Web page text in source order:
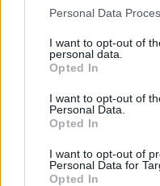
Personal Data
I want to opt-out of
personal data.
Opted In
I want to opt-out of
Personal Data.
Opted In
I want to opt-out of
Personal Data for
Opted In